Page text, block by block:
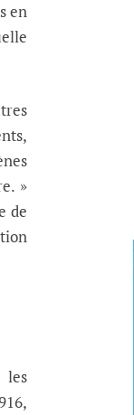
en
»
de
les